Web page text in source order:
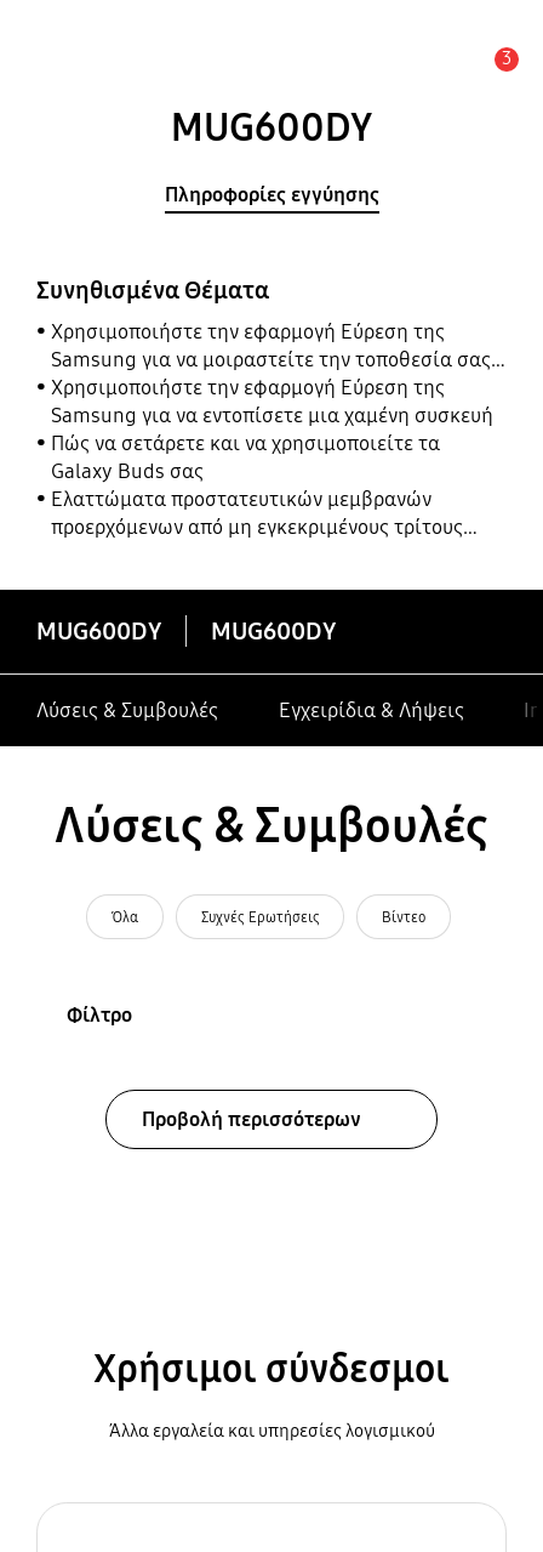
3
MUG600DY
Πληροφορίες εγγύησης
Συνηθισμένα Θέματα
Χρησιμοποιήστε την εφαρμογή Εύρεση της
Samsung για να μοιραστείτε την τοποθεσία σας
με τους φίλους, το παιδί, την οικογένειά σας και
άλλες επαφές
Χρησιμοποιήστε την εφαρμογή Εύρεση της
Samsung για να εντοπίσετε μια χαμένη συσκευή
Πώς να σετάρετε και να χρησιμοποιείτε τα
Galaxy Buds σας
Ελαττώματα προστατευτικών μεμβρανών
προερχόμενων από μη εγκεκριμένους τρίτους
MUG600DY MUG600DY
Λύσεις & Συμβουλές Εγχειρίδια & Λήψεις
Λύσεις & Συμβουλές
Όλα Συχνές Ερωτήσεις Βίντεο
Φίλτρο
Προβολή περισσότερων
Χρήσιμοι σύνδεσμοι
Άλλα εργαλεία και υπηρεσίες λογισμικού